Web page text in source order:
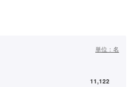
単位： 名